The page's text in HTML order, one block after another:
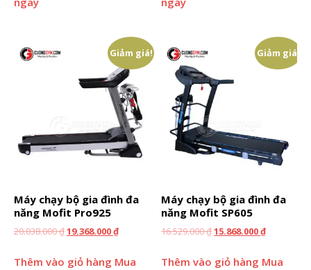
Giảm giá!
Máy chạy bộ gia đình đa
năng Mofit Pro925
20.038.000₫19.368.000₫
Thêm vào giỏ hàng Mua
Giảm giá!
Máy chạy bộ gia đình đa
năng Mofit SP605
16.529.000₫15.868.000₫
Thêm vào giỏ hàng Mua